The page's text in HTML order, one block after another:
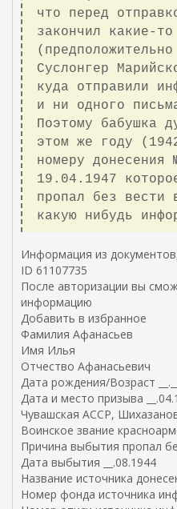
что перед
закончил какие-
Суслонгер
куда отправили
и ни одного
Поэтому бабушка
этом же году
номеру донесения
19.04.1947
пропал без
какую нибудь
Информация из
ID 61107735
После авторизации вы
информацию
Добавить в избранное
Фамилия Афанасьев
Имя Илья
Отчество Афанасьевич
Дата рождения/Возраст
Дата и место призыва
Чувашская АССР,
Воинское звание
Причина выбытия пропал
Дата выбытия __.08.1944
Название источника
Номер фонда источника